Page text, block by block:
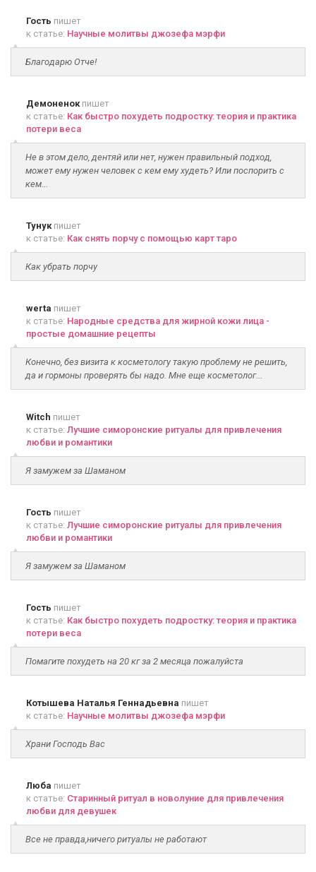
Гость пишет
к статье: Научные молитвы джозефа мэрфи
Благодарю Отче!
Демоненокпишет
к статье: Как быстро похудеть подростку: теория и практика
потери веса
Не в этом дело, дентяй или нет, нужен правильный подход,
может ему нужен человек с кем ему худеть? Или поспорить с
кем...
Тунукпишет
к статье: Как снять порчу с помощью карт таро
Как убрать порчу
werta пишет
к статье: Народные средства для жирной кожи лица -
простые домашние рецепты
Конечно, без визита к косметологу такую проблему не решить,
да и гормоны проверять бы надо. Мне еще косметолог...
Witch пишет
к статье: Лучшие симоронские ритуалы для привлечения
любви и романтики
Я замужем за Шаманом
Гость пишет
к статье: Лучшие симоронские ритуалы для привлечения
любви и романтики
Я замужем за Шаманом
Гость пишет
к статье: Как быстро похудеть подростку: теория и практика
потери веса
Помагите похудеть на 20 кг за 2 месяца пожалуйста
Котышева Наталья Геннадьевна пишет
к статье: Научные молитвы джозефа мэрфи
Храни Господь Вас
Люба пишет
к статье: Старинный ритуал в новолуние для привлечения
любви для девушек
Все не правда,ничего ритуалы не работают